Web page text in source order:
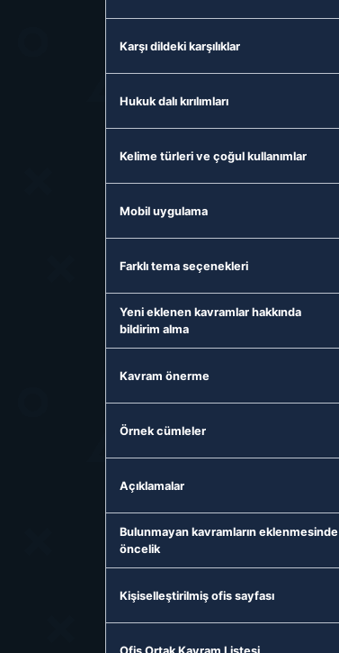
Karşı dildeki karşılıklar
Hukuk dalı kırılımları
Kelime türleri ve çoğul kullanımlar
Mobil uygulama
Farklı tema seçenekleri
Yeni eklenen kavramlar hakkında
bildirim alma
Kavram önerme
Örnek cümleler
Açıklamalar
Bulunmayan kavramların eklenmesinde
öncelik
Kişiselleştirilmiş ofis sayfası
Ofis Ortak Kavram Listesi